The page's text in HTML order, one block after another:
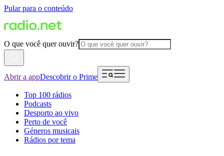
Pular para o conteúdo
O que você quer ouvir?
Abrir a appDescobrir o Prime
Top 100 rádios
Podcasts
Desporto ao vivo
Perto de você
Géneros musicais
Rádios por tema